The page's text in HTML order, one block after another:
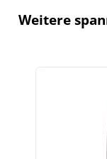
Weitere
Produktgalerie